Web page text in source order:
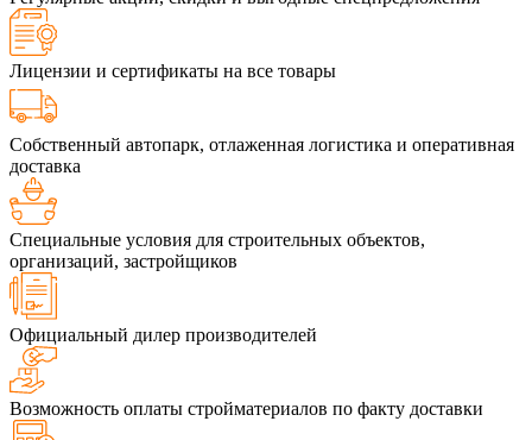
Лицензии и сертификаты на все товары
Собственный автопарк, отлаженная логистика и оперативная
доставка
Специальные условия для строительных объектов,
организаций, застройщиков
Официальный дилер производителей
Возможность оплаты стройматериалов по факту доставки